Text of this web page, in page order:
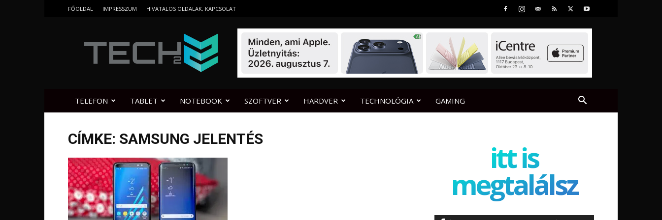
FŐOLDAL IMPRESSZUM HIVATALOS OLDALAK, KAPCSOLAT
TELEFON TABLET NOTEBOOK SZOFTVER HARDVER TECHNOLÓGIA GAMING
CÍMKE: SAMSUNG JELENTÉS
itt is
megtalálsz